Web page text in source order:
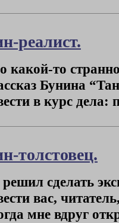
реалист.
какой-то
Бунина
в курс
толстовец.
сделать
вас,
мне вдруг